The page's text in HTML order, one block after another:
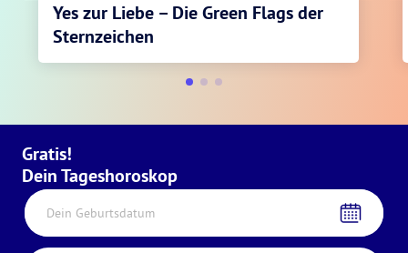
Yes zur Liebe – Die Green Flags der
Sternzeichen
Gratis!
Dein Tageshoroskop
Dein Geburtsdatum